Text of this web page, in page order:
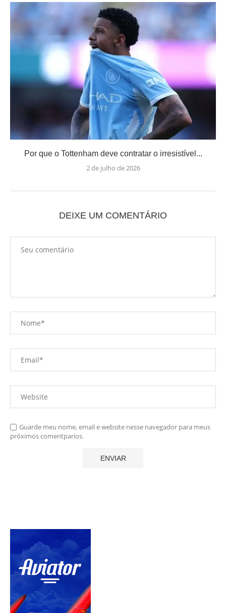
Por que o Tottenham deve contratar o irresistível...
2 de julho de 2026
DEIXE UM COMENTÁRIO
Guarde meu nome, email e website nesse navegador para meus
próximos comentparios.